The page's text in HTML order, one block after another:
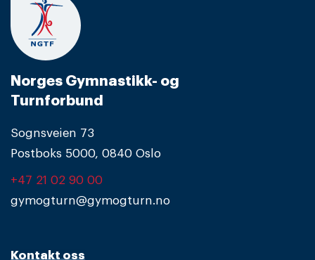
Norges Gymnastikk- og
Turnforbund
Sognsveien 73
Postboks 5000, 0840 Oslo
+47 21 02 90 00
gymogturn@gymogturn.no
Kontakt oss